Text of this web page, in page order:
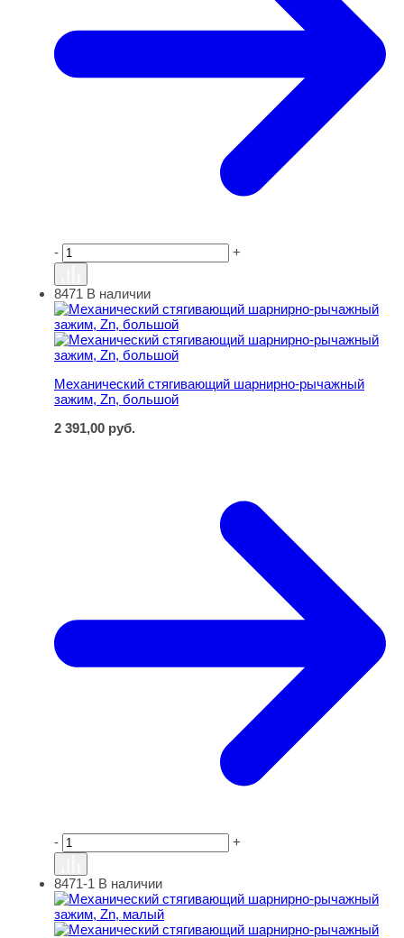
- +
Механический стягивающий шарнирно-рычажный
8471 В наличии
Механический стягивающий шарнирно-рычажный
зажим, Zn, большой
2 391,00 руб.
- +
Механический стягивающий шарнирно-рычажный
8471-1 В наличии